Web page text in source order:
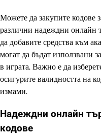
Можете да закупите кодове
различни надеждни онлайн
да добавите средства към
могат да бъдат използвани
в играта. Важно е да
осигурите валидността на
измами.
Надеждни онлайн
кодове